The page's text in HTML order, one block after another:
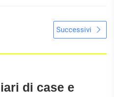
Successivi
di case e